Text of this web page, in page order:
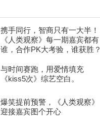
携手同行，智商只有一大半！
《人类观察》每一期嘉宾都有
谁，合作PK大考验，谁获胜？
与时间赛跑，用爱情填充
《kiss5次》综艺空白。
爆笑提前预警，《人类观察》
迎接嘉宾图个开心